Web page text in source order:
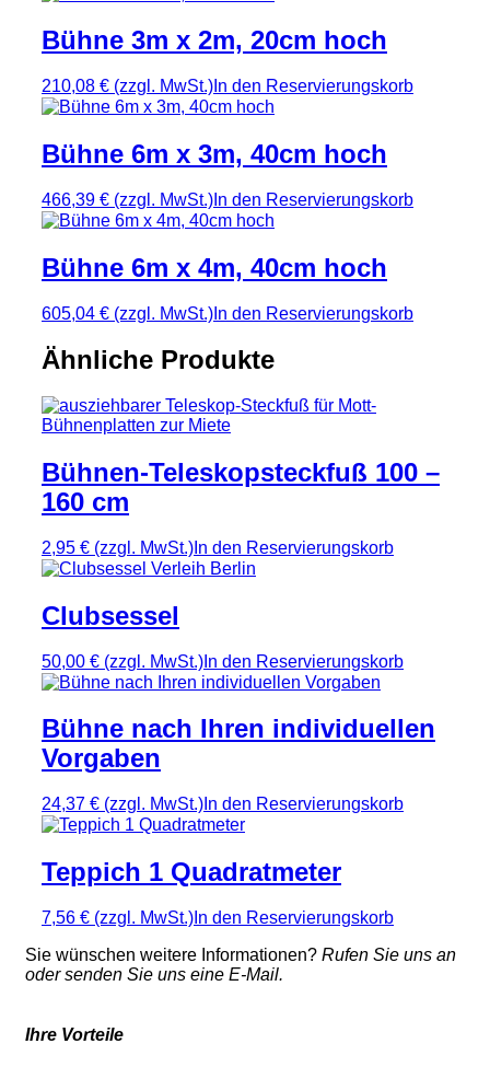
Bühne 3m x 2m, 20cm hoch
210,08 € (zzgl. MwSt.) In den Reservierungskorb
Bühne 6m x 3m, 40cm hoch
466,39 € (zzgl. MwSt.) In den Reservierungskorb
Bühne 6m x 4m, 40cm hoch
605,04 € (zzgl. MwSt.) In den Reservierungskorb
Ähnliche Produkte
Bühnen-Teleskopsteckfuß 100 –
160 cm
2,95 € (zzgl. MwSt.) In den Reservierungskorb
Clubsessel
50,00 € (zzgl. MwSt.) In den Reservierungskorb
Bühne nach Ihren individuellen
Vorgaben
24,37 € (zzgl. MwSt.) In den Reservierungskorb
Teppich 1 Quadratmeter
7,56 € (zzgl. MwSt.) In den Reservierungskorb
Sie wünschen weitere Informationen? Rufen Sie uns an
oder senden Sie uns eine E-Mail.
Ihre Vorteile